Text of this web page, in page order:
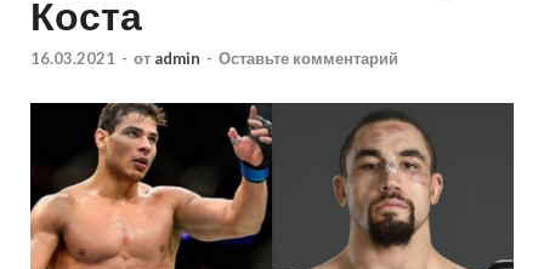
Коста
16.03.2021 - от admin - Оставьте комментарий